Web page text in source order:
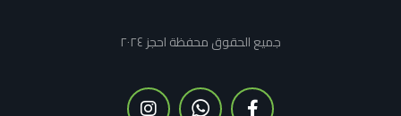
جميع الحقوق محفظة احجز ٢٠٢٤